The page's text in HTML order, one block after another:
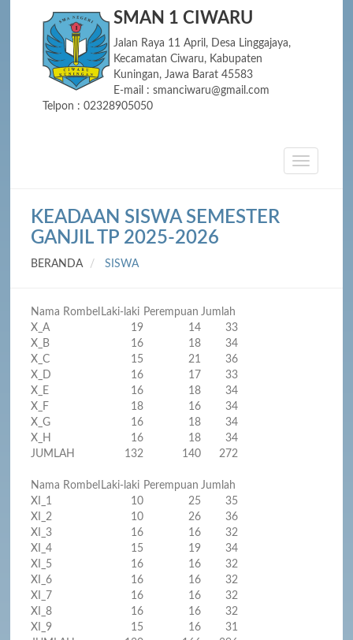
SMAN 1 CIWARU
Jalan Raya 11 April, Desa Linggajaya,
Kecamatan Ciwaru, Kabupaten
Kuningan, Jawa Barat 45583
E-mail : smanciwaru@gmail.com
Telpon : 02328905050
KEADAAN SISWA SEMESTER
GANJIL TP 2025-2026
BERANDA SISWA
Nama Rombel Laki-laki Perempuan Jumlah
X_A
19 14
33
X_B
16 18
34
X_C
15 21
36
X_D
16 17
33
X_E
16 18
34
X_F
18 16
34
X_G
16 18
34
X_H
16 18
34
JUMLAH
132 140 272
Nama Rombel Laki-laki Perempuan Jumlah
XI_1
10 25
35
XI_2
10 26
36
XI_3
16 16
32
XI_4
15 19
34
XI_5
16 16
32
XI_6
16 16
32
XI_7
16 16
32
XI_8
16 16
32
XI_9
15 16
31